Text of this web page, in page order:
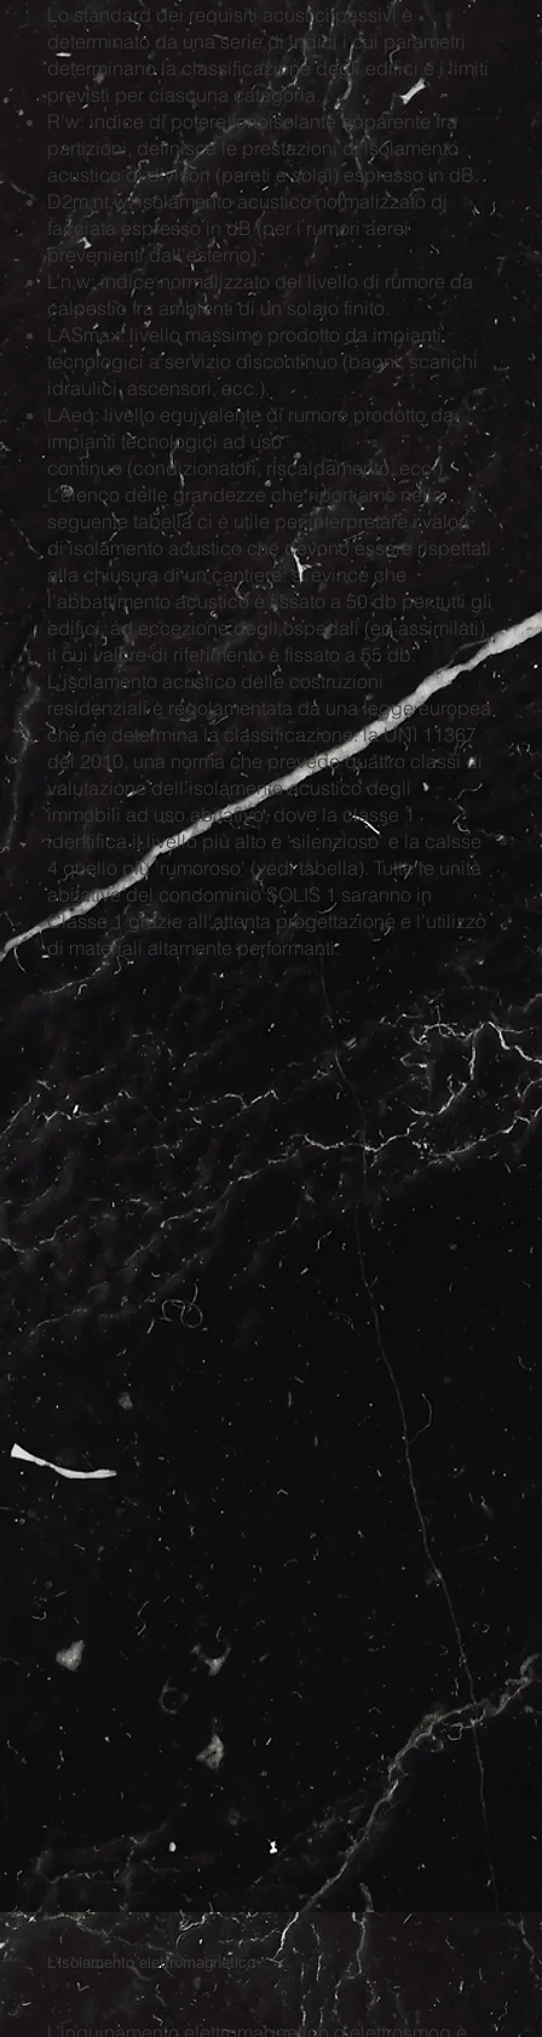
Lo standard dei requisiti acustici passivi è
determinato da una serie di indici i cui parametri
determinano la classificazione degli edifici e i limiti
previsti per ciascuna categoria.
R’w: indice di potere fonoisolante apparente fra
partizioni, definisce le prestazioni di isolamento
acustico di divisori (pareti e solai) espresso in dB.
D2m,nt,w: isolamento acustico normalizzato di
facciata espresso in dB (per i rumori aerei
prevenienti dall'esterno).
L’n,w: indice normalizzato del livello di rumore da
calpestio fra ambienti di un solaio finito.
LASmax: livello massimo prodotto da impianti
tecnologici a servizio discontinuo (bagni, scarichi
idraulici, ascensori, ecc.).
LAeq: livello equivalente di rumore prodotto da
impianti tecnologici ad uso
continuo (condizionatori, riscaldamento, ecc.).
L’elenco delle grandezze che riportiamo nella
seguente tabella ci è utile per interpretare i valori
di isolamento acustico che devono essere rispettati
alla chiusura di un cantiere: si evince che
l'abbattimento acustico è fissato a 50 db per tutti gli
edifici, ad eccezione degli ospedali (ed assimilati),
il cui valore di riferimento è fissato a 55 db.
L'isolamento acustico delle costruzioni
residenziali è regolamentata da una legge europea
che ne determina la classificazione: la UNI 11367
del 2010, una norma che prevede quattro classi di
valutazione dell’isolamento acustico degli
immobili ad uso abitativo, dove la classe 1
identifica il livello più alto e 'silenzioso' e la calsse
4 quello più 'rumoroso' (vedi tabella). Tutte le unità
abitative del condominio SOLIS 1 saranno in
Classe 1 grazie all'attenta progettazione e l'utilizzo
di materiali altamente performanti.
L'isolamento elettromagnetico